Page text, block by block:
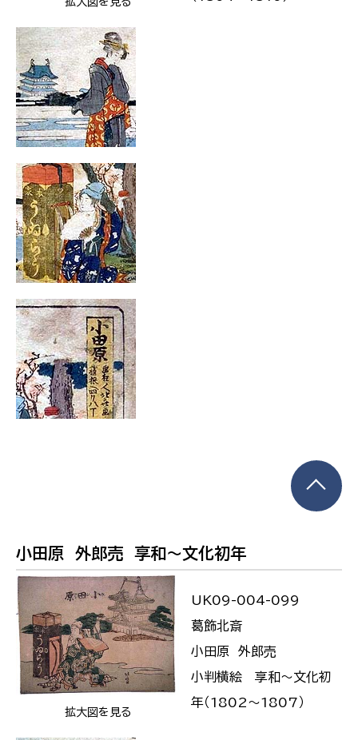
小田原 外郎売 享和〜文化初年
拡大図を見る
UK09-004-099
葛飾北斎
小田原 外郎売
小判横絵 享和〜文化初
年（1802〜1807）